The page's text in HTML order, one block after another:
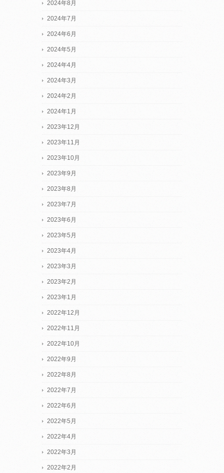
2024年8月
2024年7月
2024年6月
2024年5月
2024年4月
2024年3月
2024年2月
2024年1月
2023年12月
2023年11月
2023年10月
2023年9月
2023年8月
2023年7月
2023年6月
2023年5月
2023年4月
2023年3月
2023年2月
2023年1月
2022年12月
2022年11月
2022年10月
2022年9月
2022年8月
2022年7月
2022年6月
2022年5月
2022年4月
2022年3月
2022年2月